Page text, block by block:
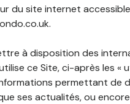
du site internet
à disposition des
ce Site, ci-après les «
permettant
ses actualités, ou